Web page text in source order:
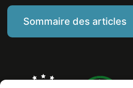
Sommaire des articles